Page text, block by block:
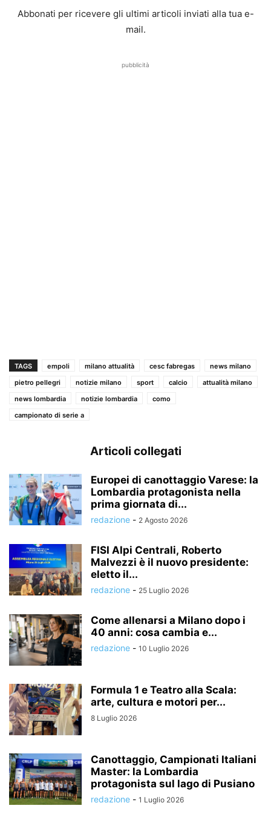
Abbonati per ricevere gli ultimi articoli inviati alla tua e-
mail.
pubblicità
TAGS empoli milano attualità cesc fabregas
news milano
pietro pellegri
notizie milano sport calcio
attualità milano
news lombardia
notizie lombardia
como
campionato di serie a
Articoli collegati
Europei di canottaggio Varese: la
Lombardia protagonista nella
prima giornata di...
redazione - 2 Agosto 2026
FISI Alpi Centrali, Roberto
Malvezzi è il nuovo presidente:
eletto il...
redazione - 25 Luglio 2026
Come allenarsi a Milano dopo i
40 anni: cosa cambia e...
redazione - 10 Luglio 2026
Formula 1 e Teatro alla Scala:
arte, cultura e motori per...
8 Luglio 2026
Canottaggio, Campionati Italiani
Master: la Lombardia
protagonista sul lago di Pusiano
redazione - 1 Luglio 2026